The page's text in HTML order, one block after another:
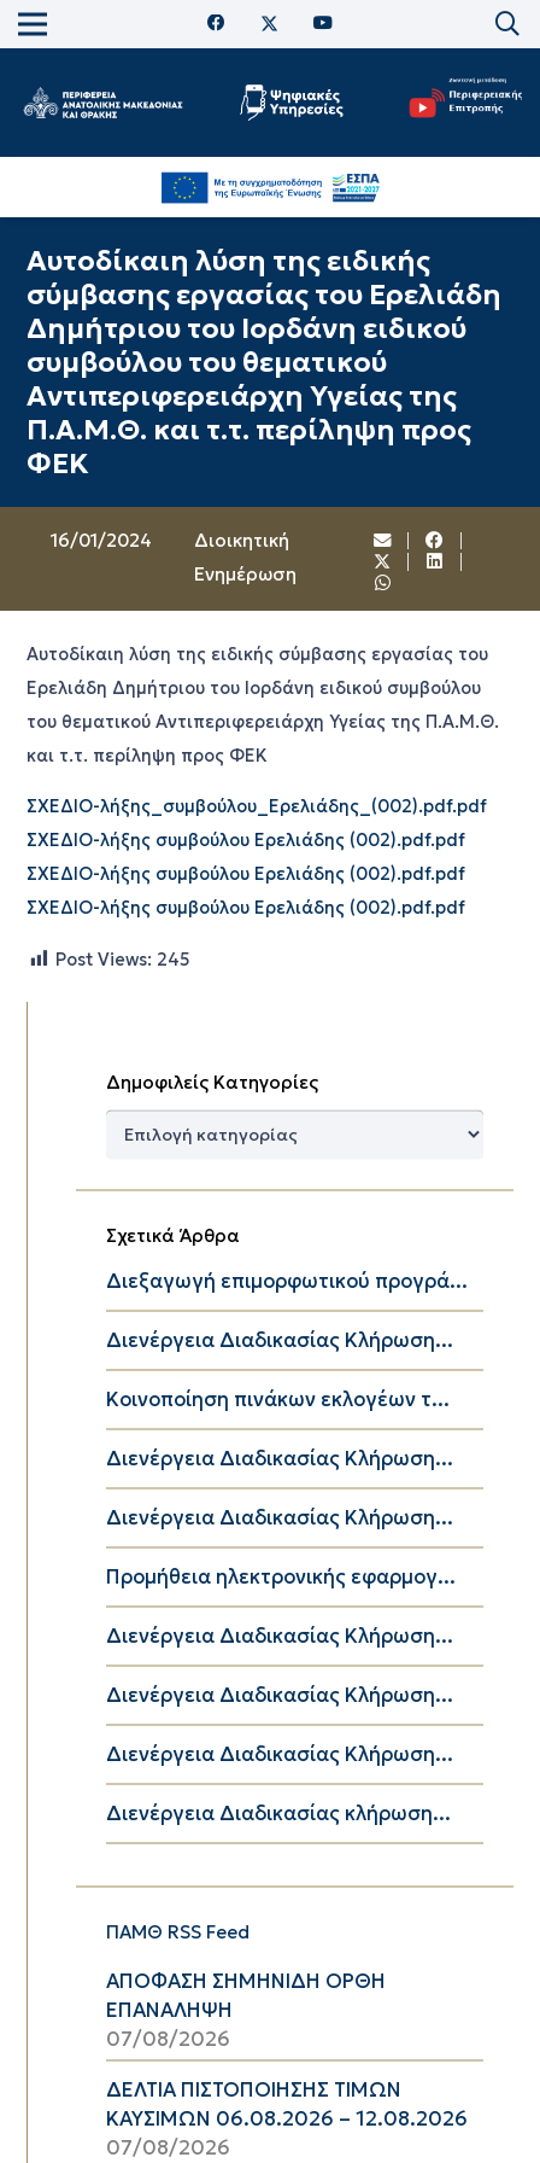
Αυτοδίκαιη λύση της ειδικής
σύμβασης εργασίας του Ερελιάδη
Δημήτριου του Ιορδάνη ειδικού
συμβούλου του θεματικού
Αντιπεριφερειάρχη Υγείας της
Π.Α.Μ.Θ. και τ.τ. περίληψη προς
ΦΕΚ
16/01/2024
Διοικητική
Ενημέρωση
Αυτοδίκαιη λύση της ειδικής σύμβασης εργασίας του
Ερελιάδη Δημήτριου του Ιορδάνη ειδικού συμβούλου
του θεματικού Αντιπεριφερειάρχη Υγείας της Π.Α.Μ.Θ.
και τ.τ. περίληψη προς ΦΕΚ
ΣΧΕΔΙΟ-λήξης_συμβούλου_Ερελιάδης_(002).pdf.pdf
ΣΧΕΔΙΟ-λήξης συμβούλου Ερελιάδης (002).pdf.pdf
ΣΧΕΔΙΟ-λήξης συμβούλου Ερελιάδης (002).pdf.pdf
ΣΧΕΔΙΟ-λήξης συμβούλου Ερελιάδης (002).pdf.pdf
Post Views: 245
Δημοφιλείς Κατηγορίες
Δημοφιλείς
Σχετικά Άρθρα
Διεξαγωγή επιμορφωτικού προγρά...
Διενέργεια Διαδικασίας Κλήρωση...
Κοινοποίηση πινάκων εκλογέων τ...
Διενέργεια Διαδικασίας Κλήρωση...
Διενέργεια Διαδικασίας Κλήρωση...
Προμήθεια ηλεκτρονικής εφαρμογ...
Διενέργεια Διαδικασίας Κλήρωση...
Διενέργεια Διαδικασίας Κλήρωση...
Διενέργεια Διαδικασίας Κλήρωση...
Διενέργεια Διαδικασίας κλήρωση...
ΠΑΜΘ RSS Feed
ΑΠΟΦΑΣΗ ΣΗΜΗΝΙΔΗ ΟΡΘΗ
ΕΠΑΝΑΛΗΨΗ
07/08/2026
ΔΕΛΤΙΑ ΠΙΣΤΟΠΟΙΗΣΗΣ ΤΙΜΩΝ
ΚΑΥΣΙΜΩΝ 06.08.2026 – 12.08.2026
07/08/2026